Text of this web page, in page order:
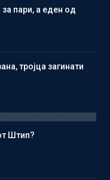
пари, а еден од
тројца загинати
Штип?